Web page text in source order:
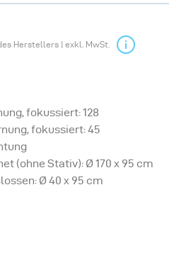
Herstellers | exkl. MwSt.
fokussiert: 128
fokussiert: 45
(ohne Stativ): Ø 170 x 95 cm
Ø 40 x 95 cm